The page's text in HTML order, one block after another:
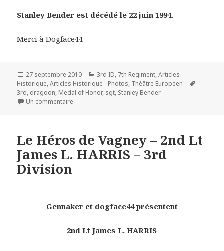
Stanley Bender est décédé le 22 juin 1994.
Merci à Dogface44
Publié
le
27 septembre 2010 Catégories
3rd ID, 7th Regiment,Articles
Historique,Articles Historique - Photos, Théâtre Européen
3rd, dragoon, Medal of Honor, sgt, Stanley Bender
Un commentaire
Le Héros de Vagney – 2nd Lt
James L. HARRIS – 3rd
Division
Gennaker et dogface44 présentent
2nd Lt James L. HARRIS